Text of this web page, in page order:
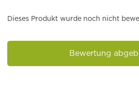
Dieses Produkt wurde noch nicht
Bewertung